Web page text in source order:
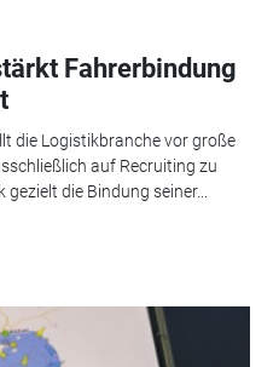
Fahrerbindung
die Logistikbranche vor große
auf Recruiting zu
die Bindung seiner...